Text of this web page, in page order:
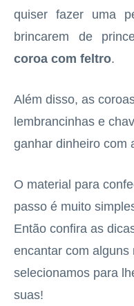
quiser fazer uma
brincarem de
coroa com feltro.
Além disso, as
lembrancinhas e
ganhar dinheiro com
O material para
passo é muito
Então confira as
encantar com alguns
selecionamos para
suas!